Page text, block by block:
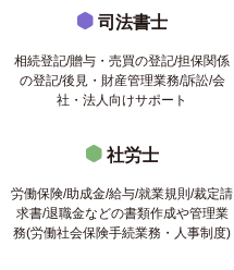
司法書士
相続登記/贈与・売買の登記/担保関係
の登記/後見・財産管理業務/訴訟/会
社・法人向けサポート
社労士
労働保険/助成金/給与/就業規則/裁定請
求書/退職金などの書類作成や管理業
務(労働社会保険手続業務・人事制度)